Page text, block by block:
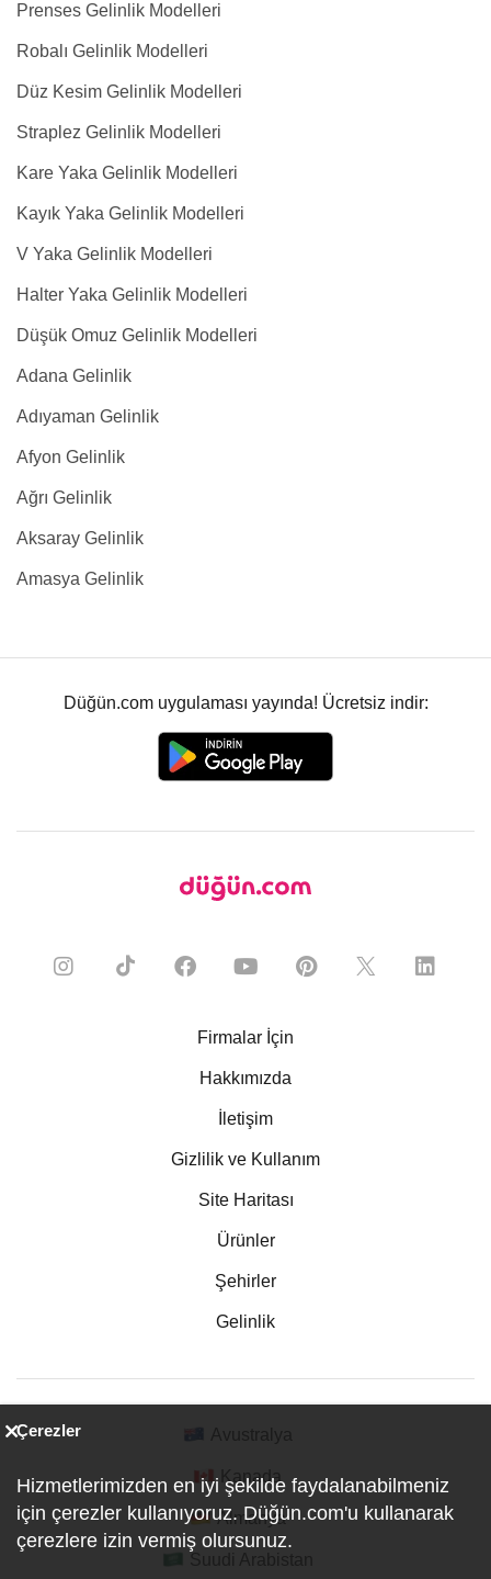
Prenses Gelinlik Modelleri
Robalı Gelinlik Modelleri
Düz Kesim Gelinlik Modelleri
Straplez Gelinlik Modelleri
Kare Yaka Gelinlik Modelleri
Kayık Yaka Gelinlik Modelleri
V Yaka Gelinlik Modelleri
Halter Yaka Gelinlik Modelleri
Düşük Omuz Gelinlik Modelleri
Adana Gelinlik
Adıyaman Gelinlik
Afyon Gelinlik
Ağrı Gelinlik
Aksaray Gelinlik
Amasya Gelinlik
Düğün.com uygulaması yayında! Ücretsiz indir:
Firmalar İçin
Hakkımızda
İletişim
Gizlilik ve Kullanım
Site Haritası
Ürünler
Şehirler
Gelinlik
Kanada
Almanya
Çerezler
Hizmetlerimizden en iyi şekilde faydalanabilmeniz
için çerezler kullanıyoruz. Düğün.com'u kullanarak
çerezlere izin vermiş olursunuz.